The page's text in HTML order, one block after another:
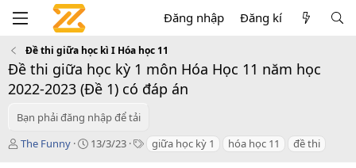
Đăng nhập Đăng kí
Đề thi giữa học kì I Hóa học 11
Đề thi giữa học kỳ 1 môn Hóa Học 11 năm học
2022-2023 (Đề 1) có đáp án
Bạn phải đăng nhập để tải
T
The Funny
C13/3/23
T giữa học kỳ 1 hóa học 11 đề thi